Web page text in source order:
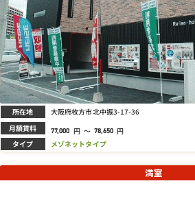
所在地 大阪府枚方市北中振3-17-36
月額賃料 77,000 円 ～ 78,650 円
タイプ メゾネットタイプ
満室